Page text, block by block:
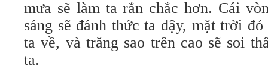
mưa sẽ làm ta rắn chắc hơn. Cái
sáng sẽ đánh thức ta dậy, mặt trời
ta về, và trăng sao trên cao sẽ soi
ta.